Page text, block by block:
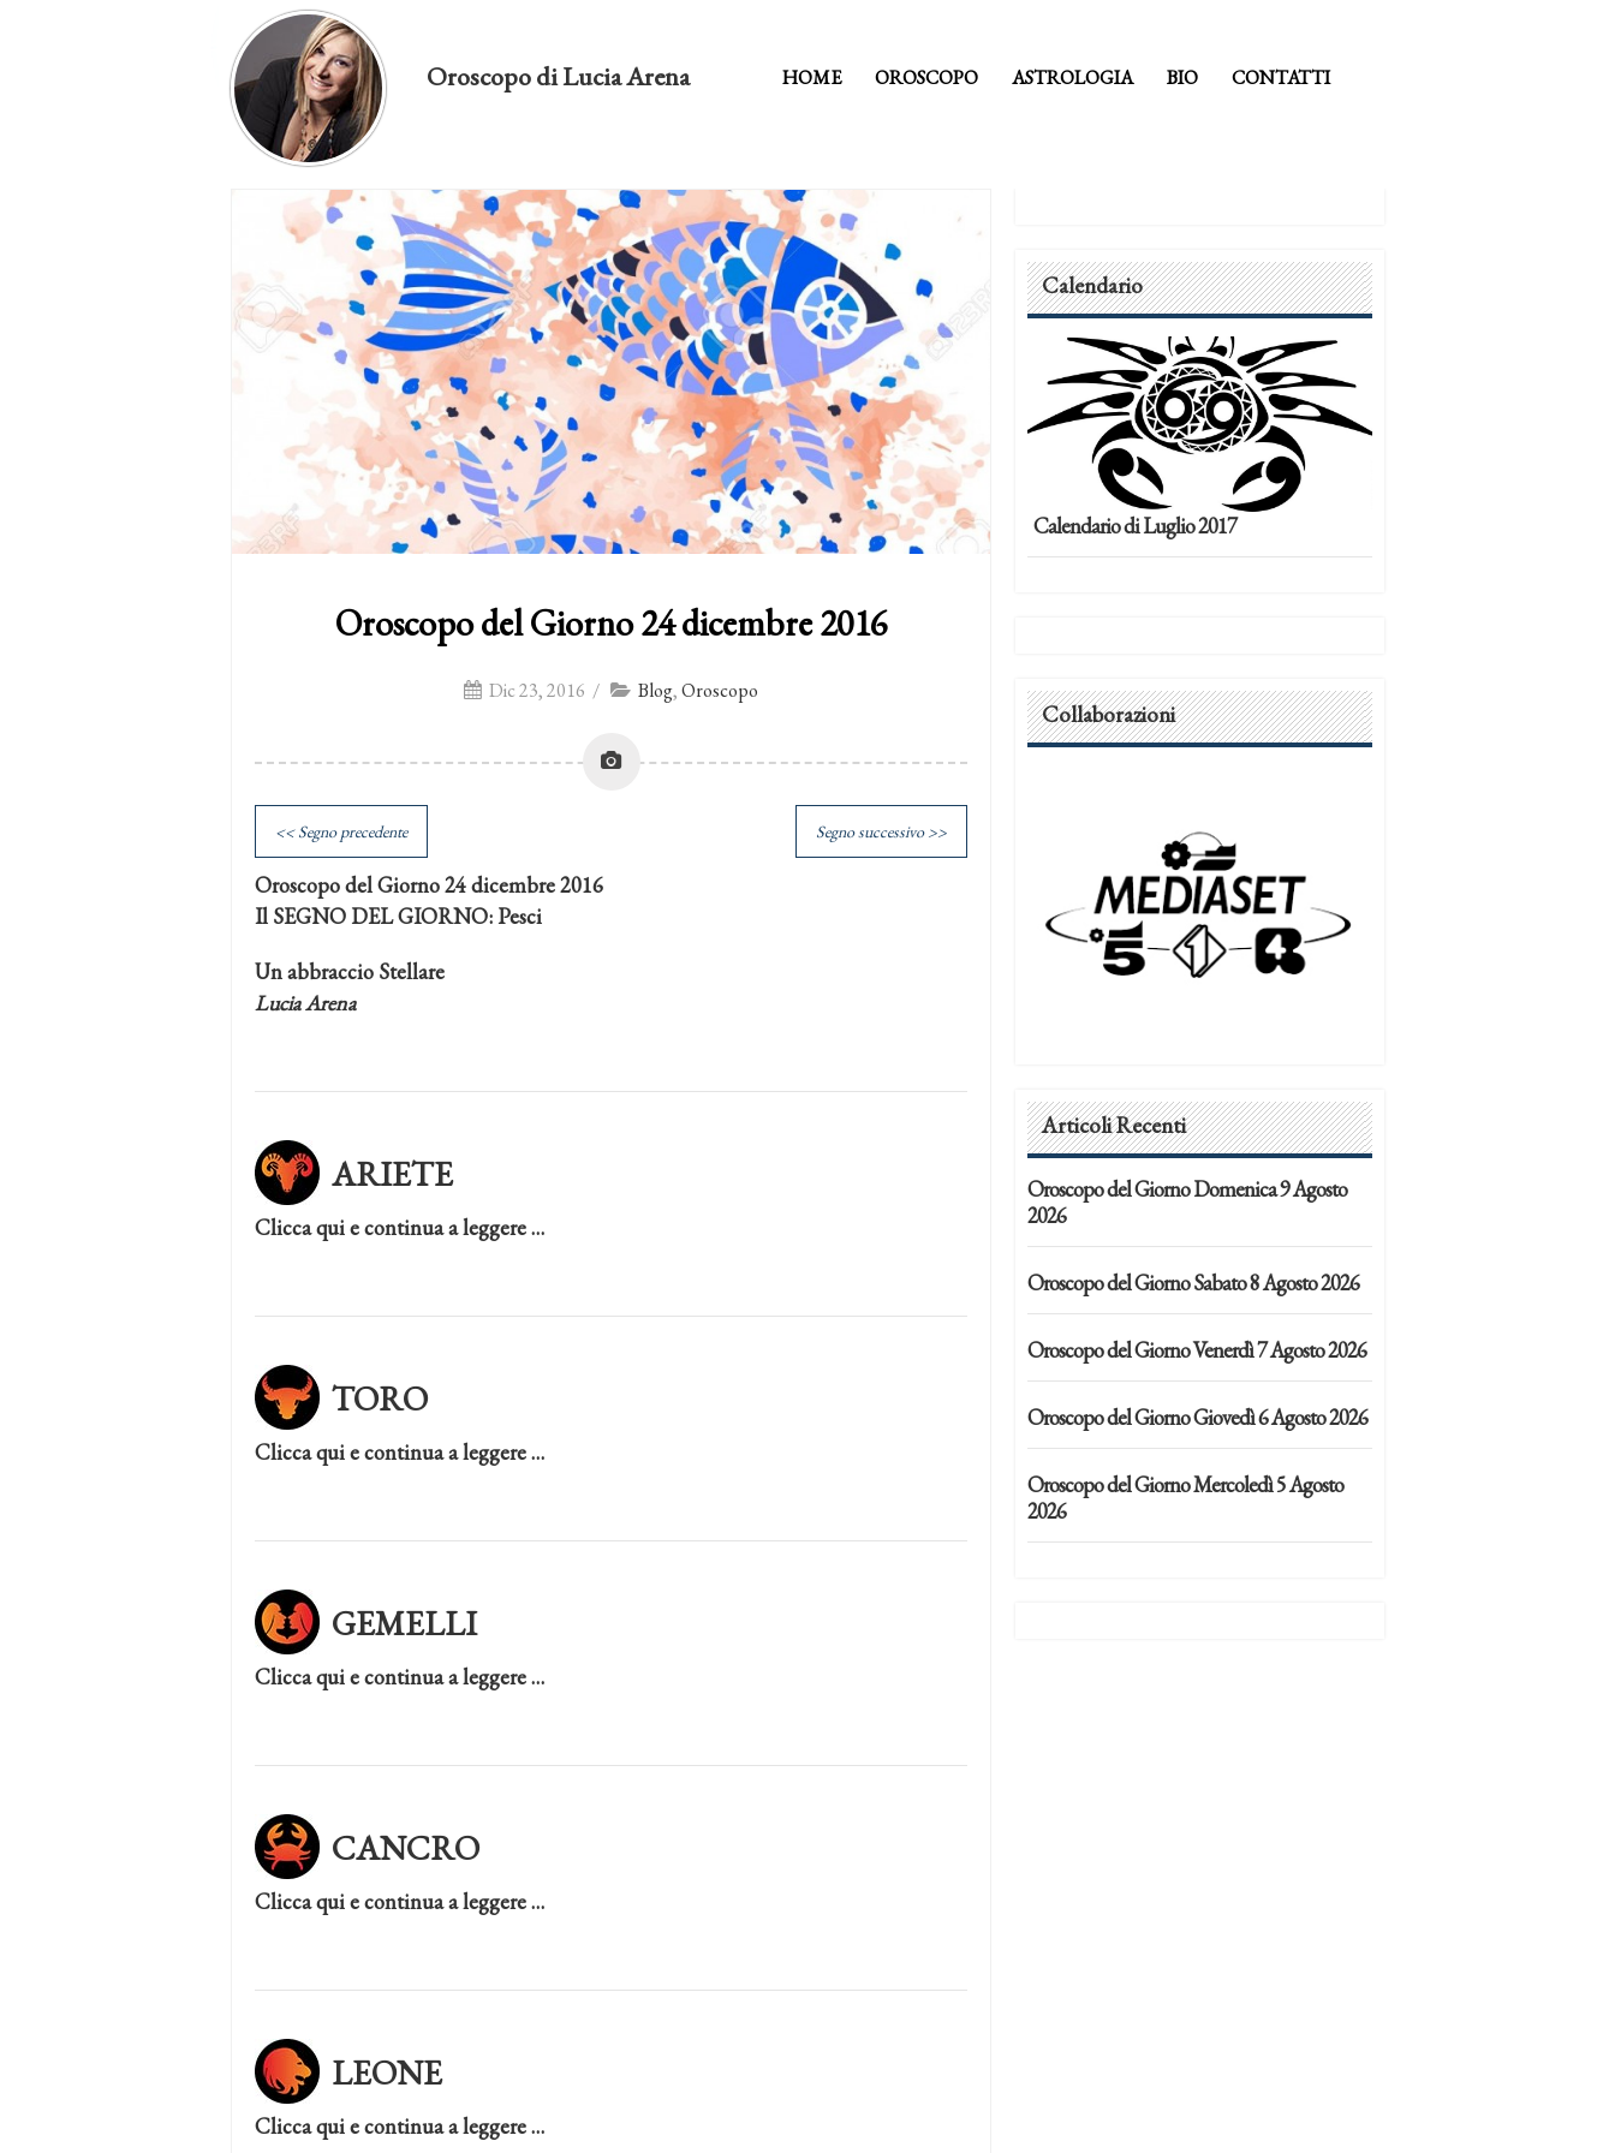
Oroscopo di Lucia Arena HOME OROSCOPO ASTROLOGIA BIO CONTATTI
Oroscopo del Giorno 24 dicembre 2016
Dic 23, 2016 / Blog,Oroscopo
<< Segno precedente Segno successivo >>
Oroscopo del Giorno 24 dicembre 2016
Il SEGNO DEL GIORNO: Pesci
Un abbraccio Stellare
Lucia Arena
ARIETE
Clicca qui e continua a leggere …
TORO
Clicca qui e continua a leggere …
GEMELLI
Clicca qui e continua a leggere …
CANCRO
Clicca qui e continua a leggere …
LEONE
Clicca qui e continua a leggere …
Calendario
Calendario di Luglio 2017
Collaborazioni
Articoli Recenti
Oroscopo del Giorno Domenica 9 Agosto
2026
Oroscopo del Giorno Sabato 8 Agosto 2026
Oroscopo del Giorno Venerdì 7 Agosto 2026
Oroscopo del Giorno Giovedì 6 Agosto 2026
Oroscopo del Giorno Mercoledì 5 Agosto
2026